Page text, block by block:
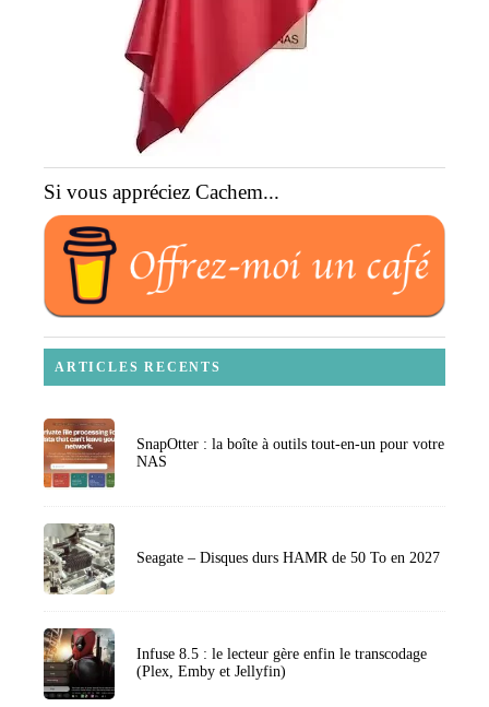
Si vous appréciez Cachem...
ARTICLES RECENTS
SnapOtter : la boîte à outils tout-en-un pour votre
NAS
Seagate – Disques durs HAMR de 50 To en 2027
Infuse 8.5 : le lecteur gère enfin le transcodage
(Plex, Emby et Jellyfin)